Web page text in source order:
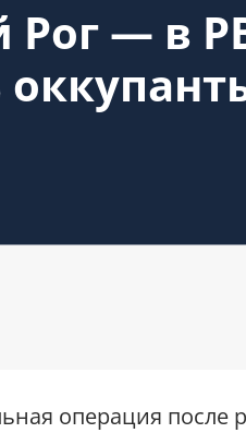
— в
операция после